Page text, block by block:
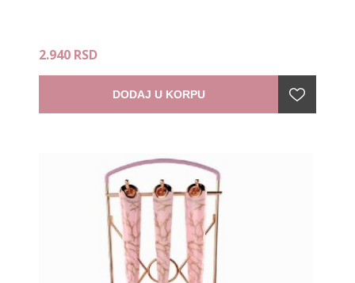
2.940 RSD
DODAJ U KORPU